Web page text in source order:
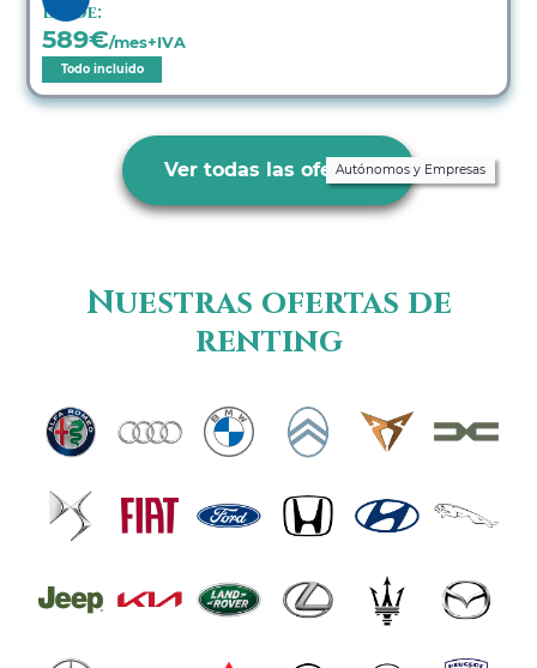
Autónomos y Empresas
Desde:
589€/mes+IVA
Todo incluido
Ver todas las ofertas
Nuestras ofertas de
renting